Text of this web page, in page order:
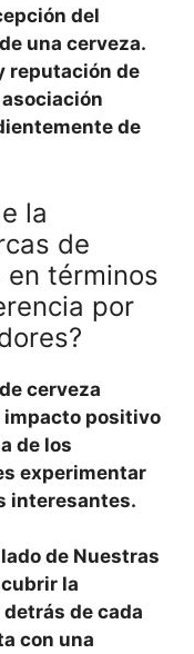
del
una cerveza.
reputación de
asociación
de
la
de
términos
por
cerveza
impacto positivo
de los
experimentar
interesantes.
de Nuestras
la
de cada
con una